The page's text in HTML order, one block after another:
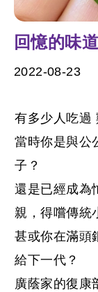
回憶的味
2022-08-23
有多少人吃過
當時你是與公
子？
還是已經成為
親，得嚐傳統
甚或你在滿頭
給下一代？
廣蔭家的復康